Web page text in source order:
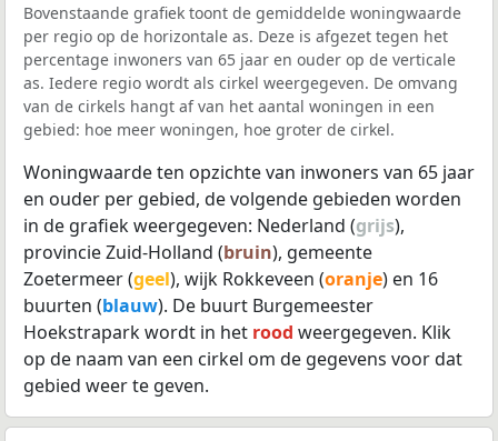
Bovenstaande grafiek toont de gemiddelde woningwaarde
per regio op de horizontale as. Deze is afgezet tegen het
percentage inwoners van 65 jaar en ouder op de verticale
as. Iedere regio wordt als cirkel weergegeven. De omvang
van de cirkels hangt af van het aantal woningen in een
gebied: hoe meer woningen, hoe groter de cirkel.
Woningwaarde ten opzichte van inwoners van 65 jaar
en ouder per gebied, de volgende gebieden worden
in de grafiek weergegeven: Nederland (grijs),
provincie Zuid-Holland (bruin), gemeente
Zoetermeer (geel), wijk Rokkeveen (oranje) en 16
buurten (blauw). De buurt Burgemeester
Hoekstrapark wordt in het rood weergegeven. Klik
op de naam van een cirkel om de gegevens voor dat
gebied weer te geven.